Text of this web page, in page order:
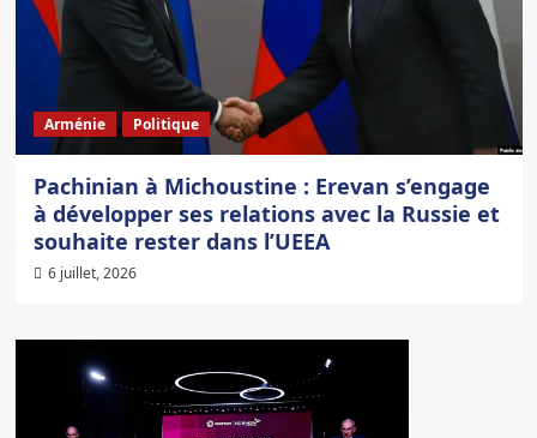
Arménie Politique
Pachinian à Michoustine : Erevan s’engage
à développer ses relations avec la Russie et
souhaite rester dans l’UEEA
6 juillet, 2026